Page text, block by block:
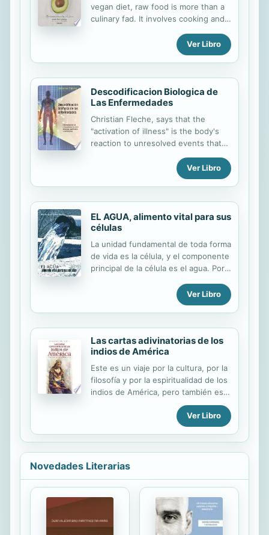
vegan diet, raw food is more than a
culinary fad. It involves cooking and
and soul. The author, creator of
project Spiritual Chef and a
about the basics and techniques
from a culinary philosophy with over
seventy recipes to extract the
maximum nutrients from food.
Ver Libro
Descodificacion Biologica de
Las Enfermedades
Christian Fleche, says that the
"activation of illness" is the body's
reaction to unresolved events that
essential resource to understanding
that the physical symptom is a
the cure of the physical disease as
well as the resolution of the
emotional imbalance that created it.
Ver Libro
EL AGUA, alimento vital para sus
células
La unidad fundamental de toda forma
de vida es la célula, y el componente
principal de la célula es el agua. Por
componente esencial de la vida.
Nuestro cuerpo está formado por 70
millones de millones de células. De
ahí la importancia del agua no sólo
para nuestra salud sino para la
supervivencia misma. Ella es vida
para esas unidades fundamentales
que constituyen nuestro organismo.
Se comprende que ante una carencia
célula no funcione adecuadamente y
que, por ende, se deteriore nuestro
cuerpo. Pero aunque el agua no...
Ver Libro
Las cartas adivinatorias de los
indios de América
Este es un viaje por la cultura, por la
filosofía y por la espiritualidad de los
indios de América, pero también es
un viaje por la cultura, la filosofía y la
espiritualidad de cada uno deVer Libro
Novedades Literarias